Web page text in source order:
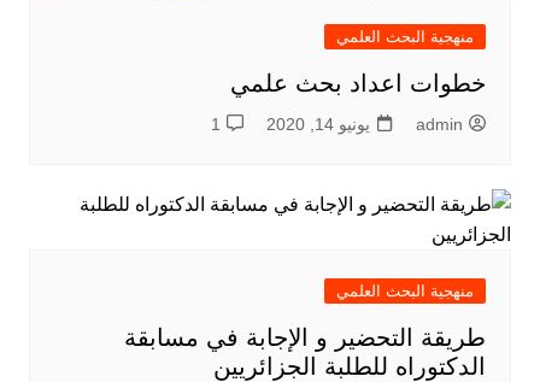
منهجية البحث العلمي
خطوات اعداد بحث علمي
admin يونيو 14, 2020 1
منهجية البحث العلمي
طريقة التحضير و الإجابة في مسابقة
الدكتوراه للطلبة الجزائريين